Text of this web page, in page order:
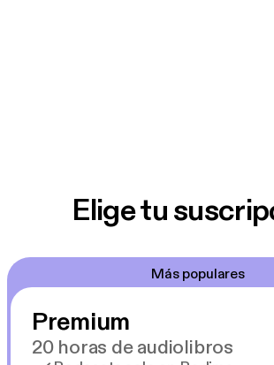
Elige tu
Más populares
Premium
20 horas de audiolibros